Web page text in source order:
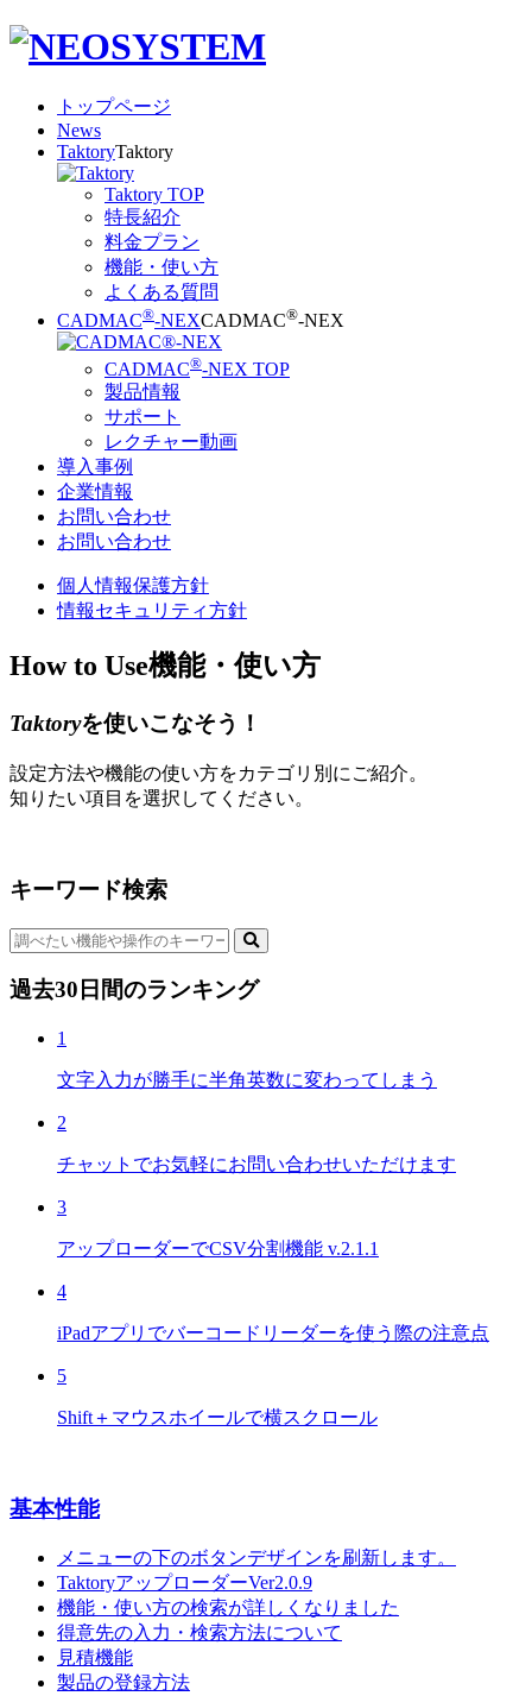
トップページ
News
TaktoryTaktory
Taktory TOP
特長紹介
料金プラン
機能・使い方
よくある質問
CADMAC®-NEXCADMAC®-NEX
CADMAC®-NEX TOP
製品情報
サポート
レクチャー動画
導入事例
企業情報
お問い合わせ
お問い合わせ
個人情報保護方針
情報セキュリティ方針
How to Use機能・使い方
Taktoryを使いこなそう！
設定方法や機能の使い方をカテゴリ別にご紹介。
知りたい項目を選択してください。
キーワード検索
過去30日間のランキング
1
文字入力が勝手に半角英数に変わってしまう
2
チャットでお気軽にお問い合わせいただけます
3
アップローダーでCSV分割機能 v.2.1.1
4
iPadアプリでバーコードリーダーを使う際の注意点
5
Shift＋マウスホイールで横スクロール
基本性能
メニューの下のボタンデザインを刷新します。
TaktoryアップローダーVer2.0.9
機能・使い方の検索が詳しくなりました
得意先の入力・検索方法について
見積機能
製品の登録方法